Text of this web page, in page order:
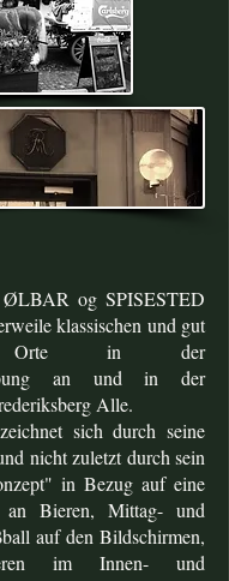
og SPISESTED
klassischen und gut
Orte in der
an und in der
Alle.
sich durch seine
nicht zuletzt durch sein
in Bezug auf eine
an Bieren, Mittag- und
auf den Bildschirmen,
im Innen- und